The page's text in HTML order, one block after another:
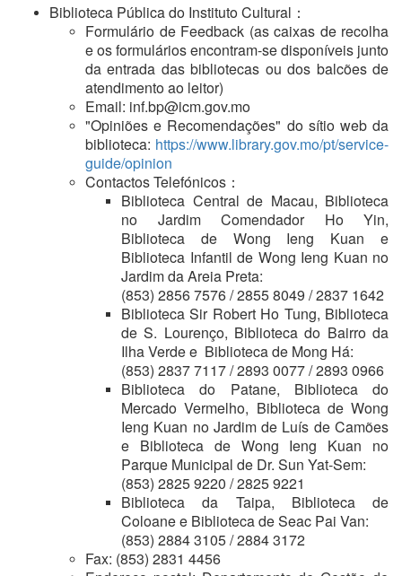
Biblioteca Pública do Instituto Cultural：
Formulário de Feedback (as caixas de recolha
e os formulários encontram-se disponíveis junto
da entrada das bibliotecas ou dos balcões de
atendimento ao leitor)
Email: inf.bp@icm.gov.mo
"Opiniões e Recomendações" do sítio web da
biblioteca: https://www.library.gov.mo/pt/service-
guide/opinion
Contactos Telefónicos：
Biblioteca Central de Macau, Biblioteca
no Jardim Comendador Ho Yin,
Biblioteca de Wong Ieng Kuan e
Biblioteca Infantil de Wong Ieng Kuan no
Jardim da Areia Preta:
(853) 2856 7576 / 2855 8049 / 2837 1642
Biblioteca Sir Robert Ho Tung, Biblioteca
de S. Lourenço, Biblioteca do Bairro da
Ilha Verde e Biblioteca de Mong Há:
(853) 2837 7117 / 2893 0077 / 2893 0966
Biblioteca do Patane, Biblioteca do
Mercado Vermelho, Biblioteca de Wong
Ieng Kuan no Jardim de Luís de Camões
e Biblioteca de Wong Ieng Kuan no
Parque Municipal de Dr. Sun Yat-Sem:
(853) 2825 9220 / 2825 9221
Biblioteca da Taipa, Biblioteca de
Coloane e Biblioteca de Seac Pai Van:
(853) 2884 3105 / 2884 3172
Fax: (853) 2831 4456